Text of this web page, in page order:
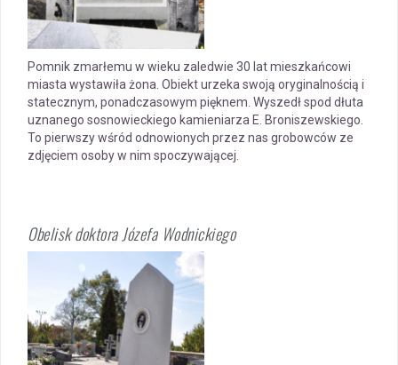
Pomnik zmarłemu w wieku zaledwie 30 lat mieszkańcowi
miasta wystawiła żona. Obiekt urzeka swoją oryginalnością i
statecznym, ponadczasowym pięknem. Wyszedł spod dłuta
uznanego sosnowieckiego kamieniarza E. Broniszewskiego.
To pierwszy wśród odnowionych przez nas grobowców ze
zdjęciem osoby w nim spoczywającej.
Obelisk doktora Józefa Wodnickiego